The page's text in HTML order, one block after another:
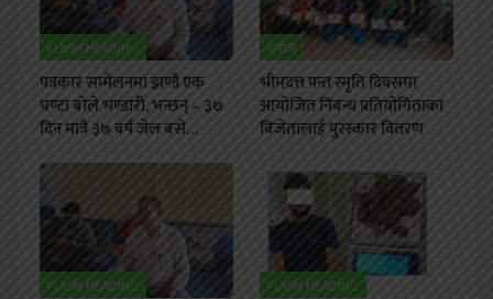
FLASH HEADING
पत्रकार सम्मेलनमा झण्डै एक
घण्टा बोले भण्डारी, भन्छन् – ३७
दिन मात्रै ३७ बर्ष जेल बसे…
समाज
भीमदत्त पन्त स्मृति दिवसमा
आयोजित निबन्ध प्रतियोगिताका
बिजेतालाई पुरस्कार वितरण
FLASH HEADING FLASH HEADING